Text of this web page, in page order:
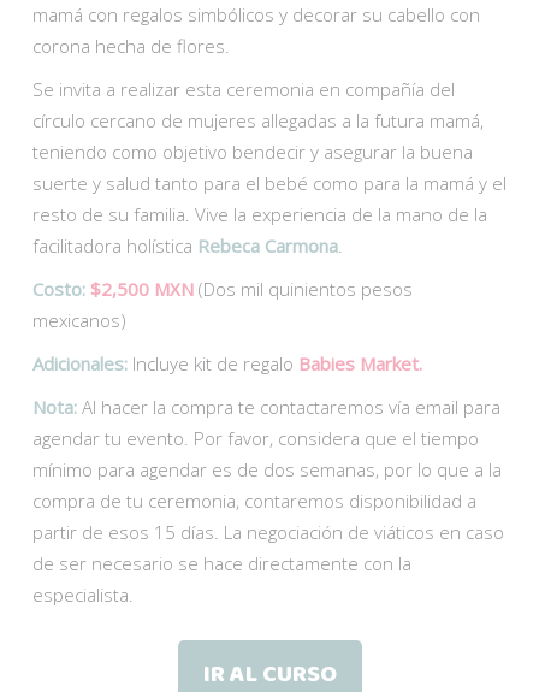
mamá con regalos simbólicos y decorar su cabello con
corona hecha de flores.
Se invita a realizar esta ceremonia en compañía del
círculo cercano de mujeres allegadas a la futura mamá,
teniendo como objetivo bendecir y asegurar la buena
suerte y salud tanto para el bebé como para la mamá y el
resto de su familia. Vive la experiencia de la mano de la
facilitadora holística Rebeca Carmona
Costo: $2,500 MXN (Dos mil quinientos pesos
mexicanos)
Adicionales: Incluye kit de regalo Babies Market.
Nota: Al hacer la compra te contactaremos vía email para
agendar tu evento. Por favor, considera que el tiempo
mínimo para agendar es de dos semanas, por lo que a la
compra de tu ceremonia, contaremos disponibilidad a
partir de esos 15 días. La negociación de viáticos en caso
de ser necesario se hace directamente con la
especialista.
IR AL CURSO